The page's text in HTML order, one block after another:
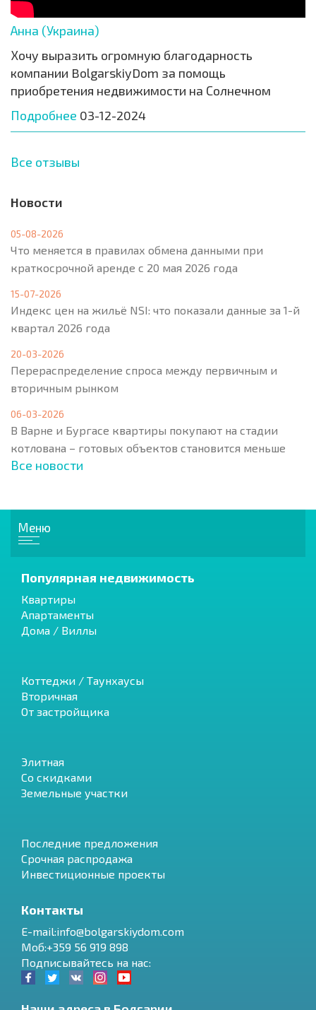
Анна (Украина)
Хочу выразить огромную благодарность
компании BolgarskiyDom за помощь
приобретения недвижимости на Солнечном
Подробнее 03-12-2024
Все отзывы
Новости
05-08-2026
Что меняется в правилах обмена данными при
краткосрочной аренде с 20 мая 2026 года
15-07-2026
Индекс цен на жильё NSI: что показали данные за 1-й
квартал 2026 года
20-03-2026
Перераспределение спроса между первичным и
вторичным рынком
06-03-2026
В Варне и Бургасе квартиры покупают на стадии
котлована – готовых объектов становится меньше
Все новости
Меню
Популярная недвижимость
Квартиры
Апартаменты
Дома / Виллы
Коттеджи / Таунхаусы
Вторичная
От застройщика
Элитная
Со скидками
Земельные участки
Последние предложения
Срочная распродажа
Инвестиционные проекты
Контакты
E-mail:info@bolgarskiydom.com
Моб:+359 56 919 898
Подписывайтесь на нас: